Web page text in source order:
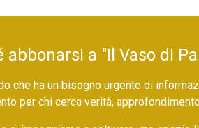
abbonarsi a "Il Vaso di
che ha un bisogno urgente di
per chi cerca verità,